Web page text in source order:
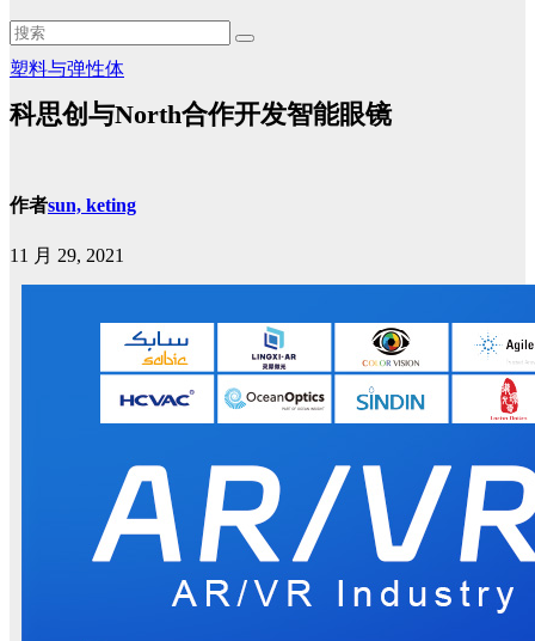
塑料与弹性体
科思创与North合作开发智能眼镜
作者sun, keting
11 月 29, 2021